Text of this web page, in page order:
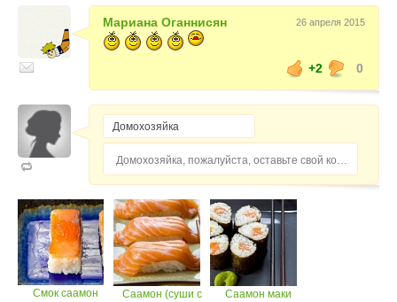
Мариана Оганнисян 26 апреля 2015
+2 0
Домохозяйка, пожалуйста, оставьте свой комментарий...
Смок саамон
Саамон (суши с
Саамон маки